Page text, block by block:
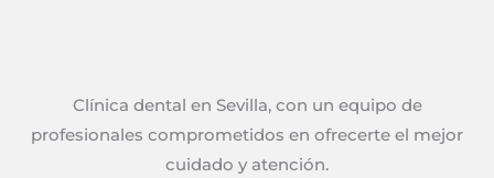
Clínica dental en Sevilla, con un equipo de
profesionales comprometidos en ofrecerte el mejor
cuidado y atención.